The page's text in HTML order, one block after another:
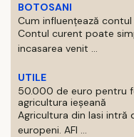
BOTOSANI
Cum influențează
Contul curent poate
incasarea venit ...
UTILE
50.000 de euro pentru
agricultura ieșeană
Agricultura din Iasi intră
europeni. AFI ...